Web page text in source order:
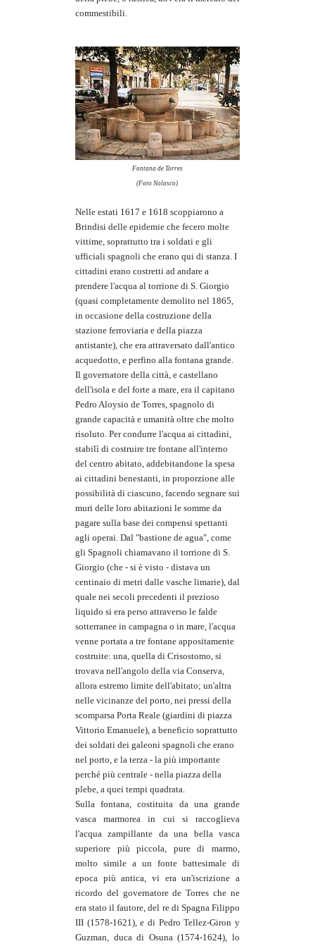
commestibili.
Fontana de Torres
(Foto Nolasco)
Nelle estati 1617 e 1618 scoppiarono a
Brindisi delle epidemie che fecero molte
vittime, soprattutto tra i soldati e gli
ufficiali spagnoli che erano qui di stanza. I
cittadini erano costretti ad andare a
prendere l'acqua al torrione di S. Giorgio
(quasi completamente demolito nel 1865,
in occasione della costruzione della
stazione ferroviaria e della piazza
antistante), che era attraversato dall'antico
acquedotto, e perfino alla fontana grande.
Il governatore della città, e castellano
dell'isola e del forte a mare, era il capitano
Pedro Aloysio de Torres, spagnolo di
grande capacità e umanità oltre che molto
risoluto. Per condurre l'acqua ai cittadini,
stabilì di costruire tre fontane all'interno
del centro abitato, addebitandone la spesa
ai cittadini benestanti, in proporzione alle
possibilità di ciascuno, facendo segnare sui
muri delle loro abitazioni le somme da
pagare sulla base dei compensi spettanti
agli operai. Dal "bastione de agua", come
gli Spagnoli chiamavano il torrione di S.
Giorgio (che - si è visto - distava un
centinaio di metri dalle vasche limarie), dal
quale nei secoli precedenti il prezioso
liquido si era perso attraverso le falde
sotterranee in campagna o in mare, l'acqua
venne portata a tre fontane appositamente
costruite: una, quella di Crisostomo, si
trovava nell'angolo della via Conserva,
allora estremo limite dell'abitato; un'altra
nelle vicinanze del porto, nei pressi della
scomparsa Porta Reale (giardini di piazza
Vittorio Emanuele), a beneficio soprattutto
dei soldati dei galeoni spagnoli che erano
nel porto, e la terza - la più importante
perché più centrale - nella piazza della
plebe, a quei tempi quadrata.
Sulla fontana, costituita da una grande
vasca marmorea in cui si raccoglieva
l'acqua zampillante da una bella vasca
superiore più piccola, pure di marmo,
molto simile a un fonte battesimale di
epoca più antica, vi era un'iscrizione a
ricordo del governatore de Torres che ne
era stato il fautore, del re di Spagna Filippo
III (1578-1621), e di Pedro Tellez-Giron y
Guzman, duca di Osuna (1574-1624), lo